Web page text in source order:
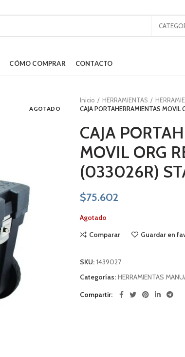
CÓMO COMPRAR CONTACTO
AGOTADO
Inicio HERRAMIENTAS
CAJA PORTAHERRAMIENTAS
CAJA
MOVIL ORG
(033026R)
$75.602
Agotado
Comparar
Guardar en
SKU: 1439027
Categorías: HERRAMIENTAS
Compartir